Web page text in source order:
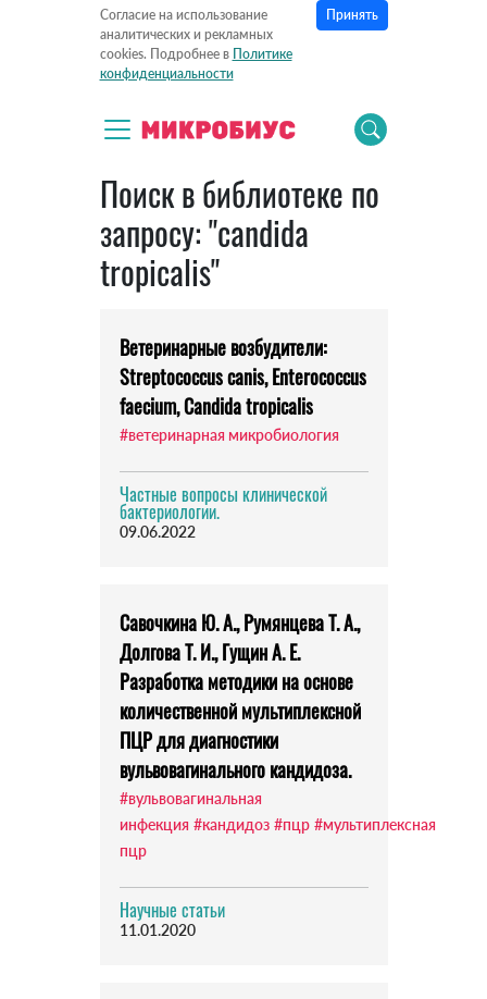
Согласие на использование
аналитических и рекламных
cookies. Подробнее в Политике
конфиденциальности
Принять
Поиск в библиотеке по
запросу: "candida
tropicalis"
Ветеринарные возбудители:
Streptococcus canis, Enterococcus
faecium, Candida tropicalis
#ветеринарная микробиология
Частные вопросы клинической
бактериологии.
09.06.2022
Савочкина Ю. А., Румянцева Т. А.,
Долгова Т. И., Гущин А. Е.
Разработка методики на основе
количественной мультиплексной
ПЦР для диагностики
вульвовагинального кандидоза.
#вульвовагинальная
инфекция #кандидоз #пцр #мультиплексная
пцр
Научные статьи
11.01.2020